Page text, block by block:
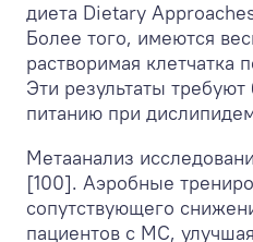
диета Dietary
Более того, имеются
растворимая
Эти результаты
питанию при
Метаанализ
[100]. Аэробные
сопутствующего
пациентов с МС,